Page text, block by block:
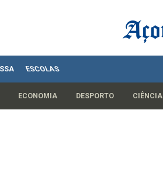
ESCOLAS
ECONOMIA DESPORTO CIÊNCIA